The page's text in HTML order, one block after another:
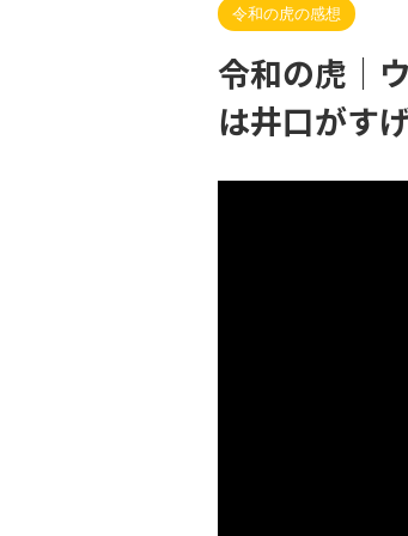
令和の虎の感想
令和の虎｜
は井口がす